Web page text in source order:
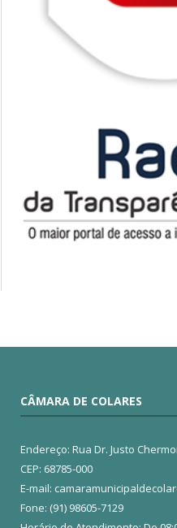
CÂMARA DE COLARES
Endereço: Rua Dr. Justo
CEP: 68785-000
E-mail:
Fone: (91) 98605-7129